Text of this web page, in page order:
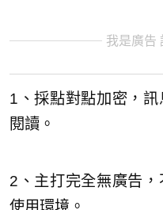
我是廣告
1、採點對點加密，
閱讀。
2、主打完全無廣告
使用環境。